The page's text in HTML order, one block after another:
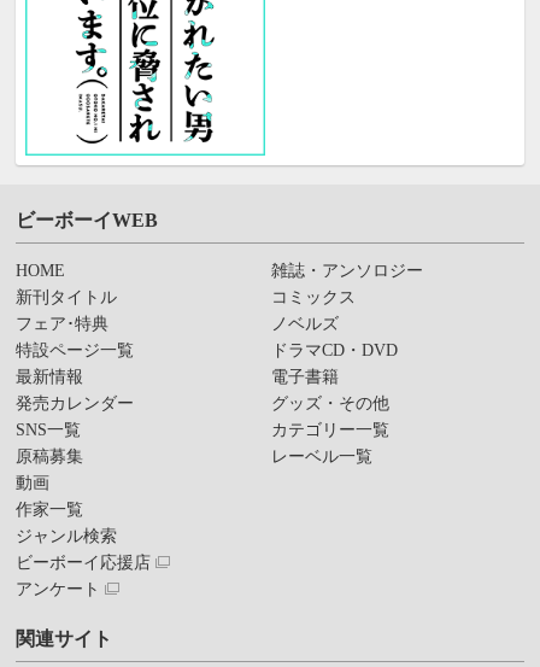
ビーボーイWEB
HOME
新刊タイトル
フェア･特典
特設ページ一覧
最新情報
発売カレンダー
SNS一覧
原稿募集
動画
作家一覧
ジャンル検索
ビーボーイ応援店
アンケート
雑誌・アンソロジー
コミックス
ノベルズ
ドラマCD・DVD
電子書籍
グッズ・その他
カテゴリー一覧
レーベル一覧
関連サイト